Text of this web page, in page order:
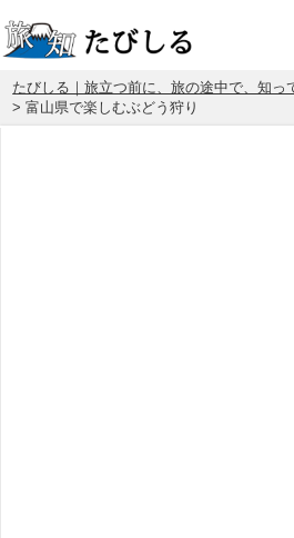
たびしる｜旅立つ前に、旅の途中で、知っ
> 富山県で楽しむぶどう狩り